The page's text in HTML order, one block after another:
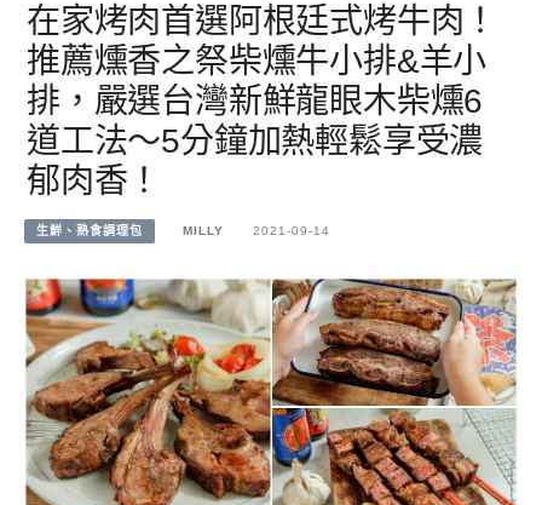
在家烤肉首選阿根廷式烤牛肉！
推薦燻香之祭柴燻牛小排&羊小
排，嚴選台灣新鮮龍眼木柴燻6
道工法～5分鐘加熱輕鬆享受濃
郁肉香！
生鮮、熟食調理包 MILLY 2021-09-14